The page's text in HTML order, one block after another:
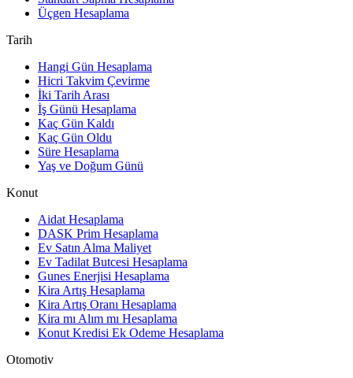
Üçgen Hesaplama
Tarih
Hangi Gün Hesaplama
Hicri Takvim Çevirme
İki Tarih Arası
İş Günü Hesaplama
Kaç Gün Kaldı
Kaç Gün Oldu
Süre Hesaplama
Yaş ve Doğum Günü
Konut
Aidat Hesaplama
DASK Prim Hesaplama
Ev Satın Alma Maliyet
Ev Tadilat Butcesi Hesaplama
Gunes Enerjisi Hesaplama
Kira Artış Hesaplama
Kira Artış Oranı Hesaplama
Kira mı Alım mı Hesaplama
Konut Kredisi Ek Odeme Hesaplama
Otomotiv